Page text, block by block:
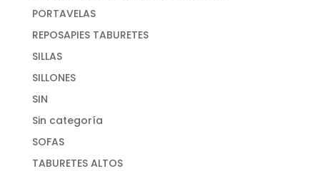
PORTAVELAS
REPOSAPIES TABURETES
SILLAS
SILLONES
SIN
Sin categoría
SOFAS
TABURETES ALTOS